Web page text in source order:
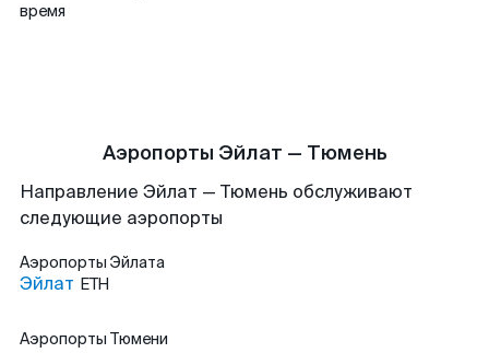
время
Аэропорты Эйлат — Тюмень
Направление Эйлат — Тюмень обслуживают
следующие аэропорты
Аэропорты Эйлата
Эйлат ETH
Аэропорты Тюмени